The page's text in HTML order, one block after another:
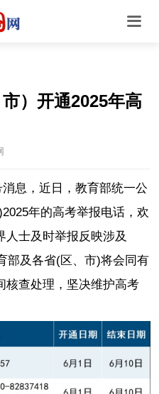
）开通2025年高
息，近日，教育部统一公
年的高考举报电话，欢
人士及时举报反映涉及
部及各省(区、市)将会同有
核查处理，坚决维护高考